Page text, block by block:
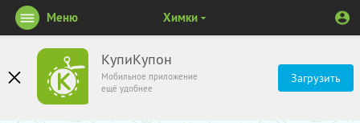
КупиКупон
Мобильное приложение
ещё удобнее
Загрузить
Меню Химки